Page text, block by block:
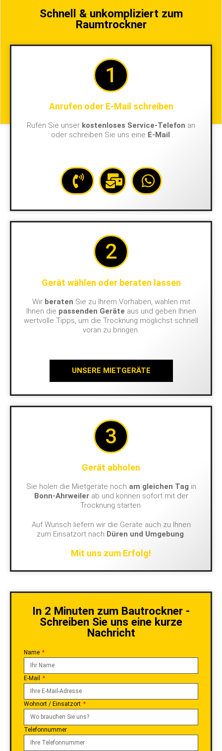
Schnell & unkompliziert zum
Raumtrockner
1
Anrufen oder E-Mail schreiben
Rufen Sie unser kostenloses Service-Telefon an
oder schreiben Sie uns eine E-Mail.
2
Gerät wählen oder beraten lassen
Wir beraten Sie zu Ihrem Vorhaben, wählen mit
Ihnen die passenden Geräte aus und geben Ihnen
wertvolle Tipps, um die Trocknung möglichst schnell
voran zu bringen.
UNSERE MIETGERÄTE
3
Gerät abholen
Sie holen die Mietgeräte noch am gleichen Tag in
Bonn-Ahrweilerab und können sofort mit der
Trocknung starten.
Auf Wunsch liefern wir die Geräte auch zu Ihnen
zum Einsatzort nach Düren und Umgebung.
Mit uns zum Erfolg!
In 2 Minuten zum Bautrockner -
Schreiben Sie uns eine kurze
Nachricht
Name
E-Mail
Wohnort / Einsatzort
Telefonnummer